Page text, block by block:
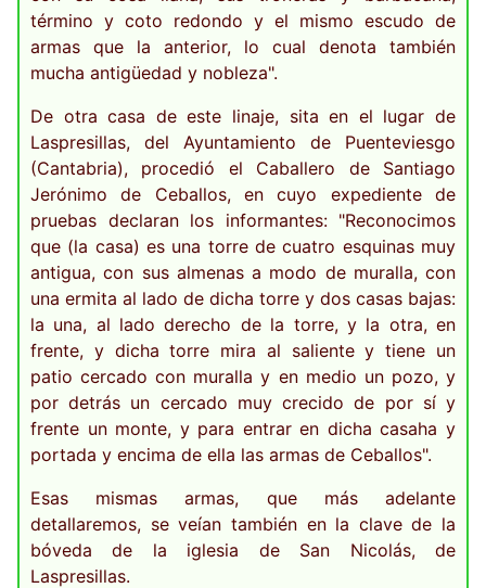
término y coto redondo y el mismo escudo de
armas que la anterior, lo cual denota también
mucha antigüedad y nobleza".
De otra casa de este linaje, sita en el lugar de
Laspresillas, del Ayuntamiento de Puenteviesgo
(Cantabria), procedió el Caballero de Santiago
Jerónimo de Ceballos, en cuyo expediente de
pruebas declaran los informantes: "Reconocimos
que (la casa) es una torre de cuatro esquinas muy
antigua, con sus almenas a modo de muralla, con
una ermita al lado de dicha torre y dos casas bajas:
la una, al lado derecho de la torre, y la otra, en
frente, y dicha torre mira al saliente y tiene un
patio cercado con muralla y en medio un pozo, y
por detrás un cercado muy crecido de por sí y
frente un monte, y para entrar en dicha casaha y
portada y encima de ella las armas de Ceballos".
Esas mismas armas, que más adelante
detallaremos, se veían también en la clave de la
bóveda de la iglesia de San Nicolás, de
Laspresillas.